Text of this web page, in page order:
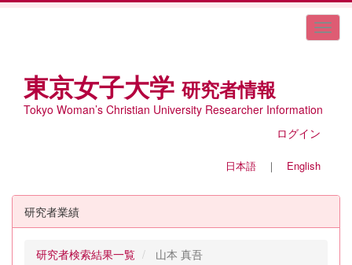
東京女子大学 研究者情報
Tokyo Woman’s Christian University Researcher Information
ログイン
日本語 ｜ English
研究者業績
研究者検索結果一覧 山本 真吾